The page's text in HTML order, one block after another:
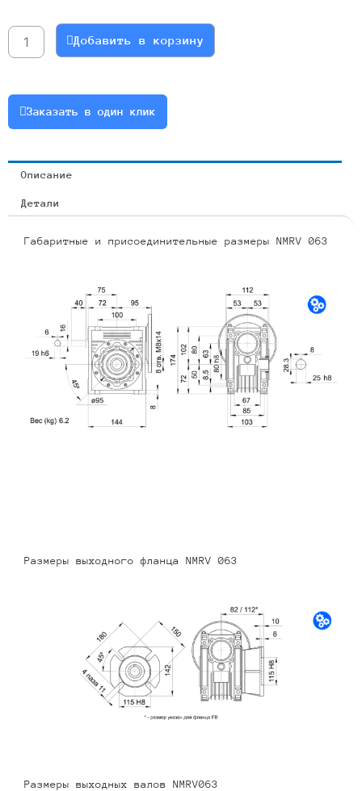
NMRV063-
30-
Добавить в корзину
Заказать в один клик
Описание
Детали
Габаритные и присоединительные размеры NMRV 063
Размеры выходного фланца NMRV 063
Размеры выходных валов NMRV063